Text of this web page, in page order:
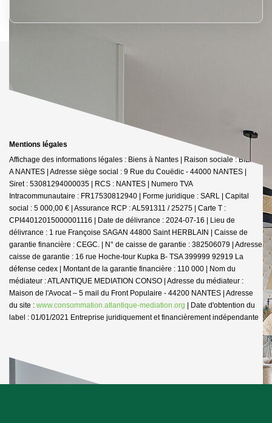
Mentions légales
Affichage des informations légales : Biens à Nantes | Raison sociale : BIENS
A NANTES | Adresse siège social : 9 Rue du Couëdic - 44000 NANTES |
Siret : 53081294000035 | RCS : NANTES | Numero TVA
Intracommunautaire : FR17530812940 | Forme juridique : SARL | Capital
social : 5 000,00 € | Assurance RCP : AL591311 / 25275 | Carte T :
CPI44012015000001116 | Date de délivrance : 2024-07-16 | Lieu de
délivrance : 1 rue Françoise SAGAN 44800 Saint HERBLAIN | Caisse de
garantie financière : CEGC. | N° de caisse de garantie : 382506079 | Adresse
caisse de garantie : 16 rue Hoche-tour Kupka B- TSA 399999 92919 La
défense cedex | Montant de la garantie financière : 110 000 | Nom du
médiateur : ATLANTIQUE MEDIATION CONSO | Adresse du médiateur :
Maison de l'Avocat – 5 mail du Front Populaire - 44200 NANTES | Adresse
du site : www.consommation.atlantique-mediation.org | Date d'obtention du
label : 01/01/2021 Entreprise juridiquement et financièrement indépendante